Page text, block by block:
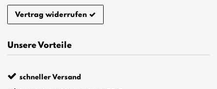
Vertrag widerrufen
Unsere Vorteile
schneller Versand